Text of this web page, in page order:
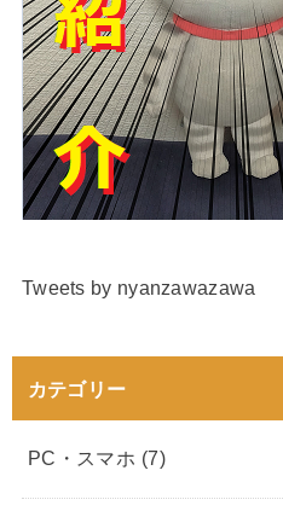
Tweets by nyanzawazawa
カテゴリー
PC・スマホ (7)